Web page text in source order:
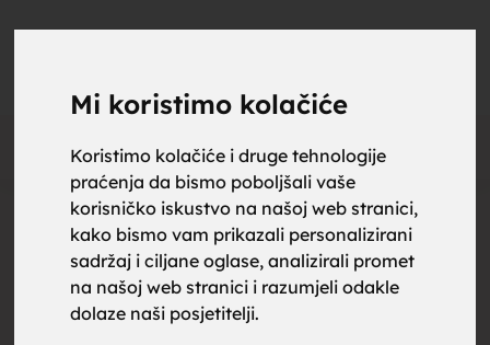
Mi koristimo kolačiće
Koristimo kolačiće i druge tehnologije
praćenja da bismo poboljšali vaše
korisničko iskustvo na našoj web stranici,
kako bismo vam prikazali personalizirani
sadržaj i ciljane oglase, analizirali promet
na našoj web stranici i razumjeli odakle
dolaze naši posjetitelji.
Oglas
upoznaj
za brak,